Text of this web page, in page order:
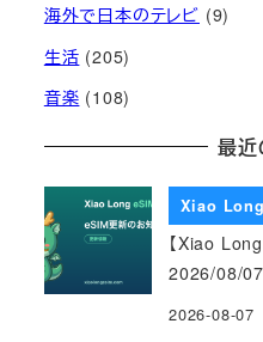
海外で日本のテレビ (9)
生活 (205)
音楽 (108)
最近
Xiao
【Xiao
2026/08/
2026-08-07